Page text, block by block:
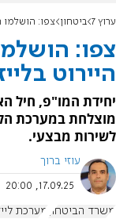
ערוץ 7 ביטחון צפו: הושלמו
צפו:
היירוט
יחידת המו"פ, חיל
מוצלחת במערכת
לשירות מבצעי.
עוזי ברוך
17.09.25, 20:00
משרד הביטחון מערכת